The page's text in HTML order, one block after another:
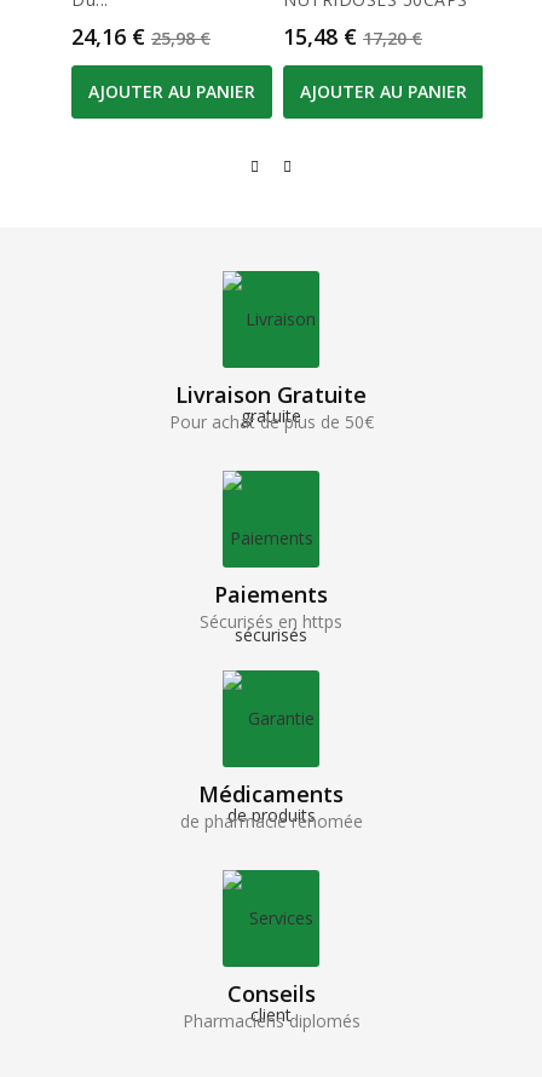
Prix
24,16 € Prix de base
25,98 €
AJOUTER AU PANIER
Prix
15,48 € Prix de base
17,20 €
AJOUTER AU PANIER
Livraison Gratuite
Pour achat de plus de 50€
Paiements
Sécurisés en https
Médicaments
de pharmacie renomée
Conseils
Pharmaciens diplomés